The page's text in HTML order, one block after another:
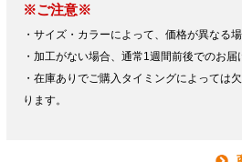
※ご注意※
・サイズ・カラーによって、価格が異なる場
・加工がない場合、通常1週間前後でのお届
・在庫ありでご購入タイミングによっては
ります。